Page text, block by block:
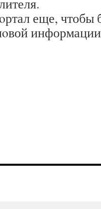
еще, чтобы